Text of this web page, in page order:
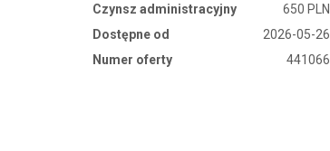
Czynsz administracyjny
650 PLN
Dostępne od
2026-05-26
Numer oferty
441066